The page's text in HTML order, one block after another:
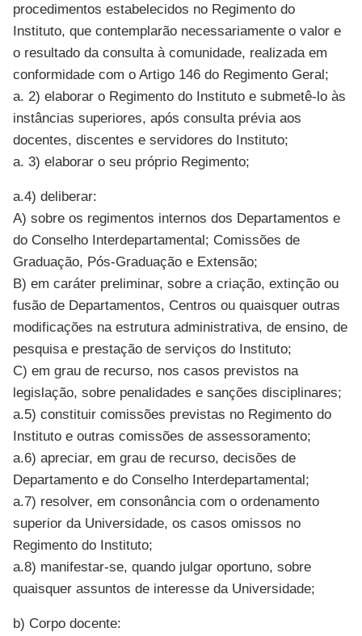
procedimentos estabelecidos no Regimento do
Instituto, que contemplarão necessariamente o valor e
o resultado da consulta à comunidade, realizada em
conformidade com o Artigo 146 do Regimento Geral;
a. 2) elaborar o Regimento do Instituto e submetê-lo às
instâncias superiores, após consulta prévia aos
docentes, discentes e servidores do Instituto;
a. 3) elaborar o seu próprio Regimento;
a.4) deliberar:
A) sobre os regimentos internos dos Departamentos e
do Conselho Interdepartamental; Comissões de
Graduação, Pós-Graduação e Extensão;
B) em caráter preliminar, sobre a criação, extinção ou
fusão de Departamentos, Centros ou quaisquer outras
modificações na estrutura administrativa, de ensino, de
pesquisa e prestação de serviços do Instituto;
C) em grau de recurso, nos casos previstos na
legislação, sobre penalidades e sanções disciplinares;
a.5) constituir comissões previstas no Regimento do
Instituto e outras comissões de assessoramento;
a.6) apreciar, em grau de recurso, decisões de
Departamento e do Conselho Interdepartamental;
a.7) resolver, em consonância com o ordenamento
superior da Universidade, os casos omissos no
Regimento do Instituto;
a.8) manifestar-se, quando julgar oportuno, sobre
quaisquer assuntos de interesse da Universidade;
b) Corpo docente: